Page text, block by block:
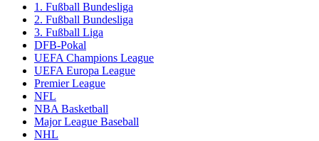
1. Fußball Bundesliga
2. Fußball Bundesliga
3. Fußball Liga
DFB-Pokal
UEFA Champions League
UEFA Europa League
Premier League
NFL
NBA Basketball
Major League Baseball
NHL